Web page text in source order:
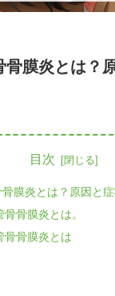
骨膜炎とは？
目次
骨膜炎とは？原因と
骨骨膜炎とは。
骨骨膜炎とは